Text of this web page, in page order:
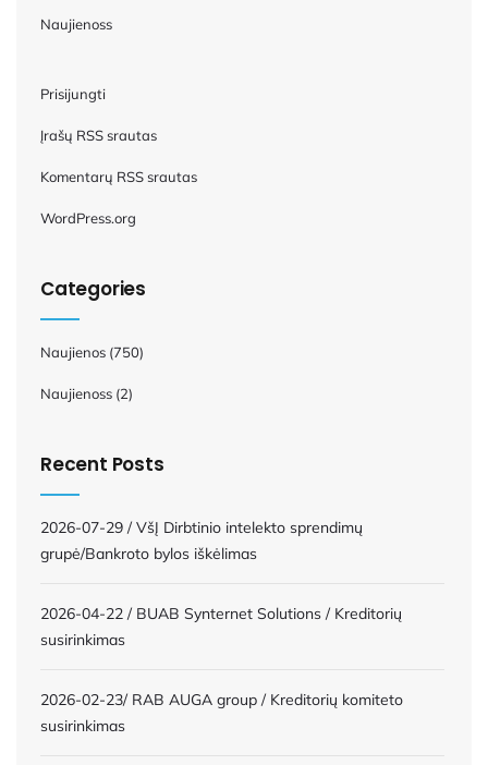
Naujienoss
Prisijungti
Įrašų RSS srautas
Komentarų RSS srautas
WordPress.org
Categories
Naujienos (750)
Naujienoss (2)
Recent Posts
2026-07-29 / VšĮ Dirbtinio intelekto sprendimų
grupė/Bankroto bylos iškėlimas
2026-04-22 / BUAB Synternet Solutions / Kreditorių
susirinkimas
2026-02-23/ RAB AUGA group / Kreditorių komiteto
susirinkimas